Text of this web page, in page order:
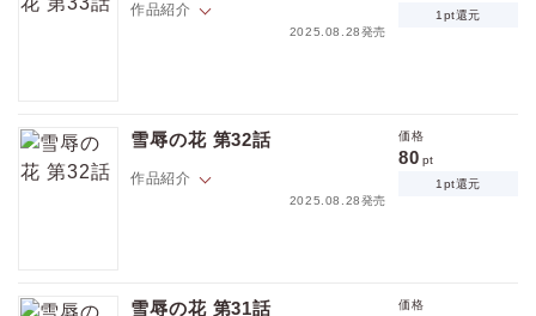
作品紹介
2025.08.28発売
1pt還元
て、顔も見たくないとヒリャンに反抗するが…。
雪辱の花 第32話
作品紹介
2025.08.28発売
価格
80 pt
1pt還元
た。そして触れ合いは徐々に激しさを増して…。
雪辱の花 第31話 価格
pt還元